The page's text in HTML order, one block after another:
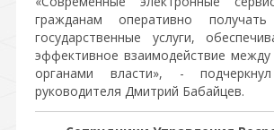
гражданам оперативно
государственные услуги,
эффективное взаимодействие между
органами власти», - подчеркнул
руководителя Дмитрий Бабайцев.